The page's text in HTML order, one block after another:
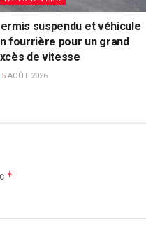
suspendu et véhicule
fourrière pour un grand
de vitesse
AOÛT 2026
*